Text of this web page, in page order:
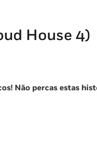
House 4)
Não percas estas